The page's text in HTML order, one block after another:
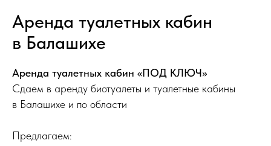
Аренда туалетных кабин
в Балашихе
Аренда туалетных кабин «ПОД КЛЮЧ»
Сдаем в аренду биотуалеты и туалетные кабины
в Балашихе и по области
Предлагаем: